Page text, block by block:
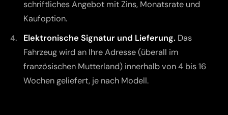
schriftliches Angebot mit Zins, Monatsrate und
Kaufoption.
Elektronische Signatur und Lieferung. Das
Fahrzeug wird an Ihre Adresse (überall im
französischen Mutterland) innerhalb von 4 bis 16
Wochen geliefert, je nach Modell.